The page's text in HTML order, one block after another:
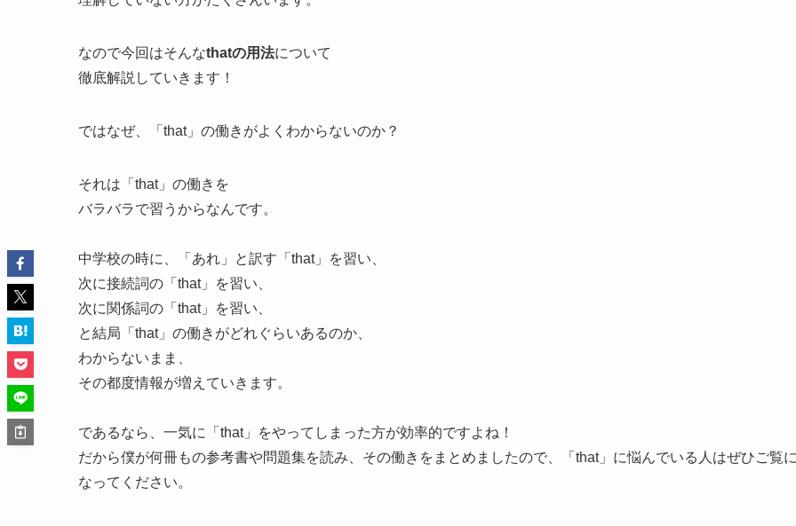
なので今回はそんなthatの用法について
徹底解説していきます！
ではなぜ、「that」の働きがよくわからないのか？
それは「that」の働きを
バラバラで習うからなんです。
中学校の時に、「あれ」と訳す「that」を習い、
次に接続詞の「that」を習い、
次に関係詞の「that」を習い、
と結局「that」の働きがどれぐらいあるのか、
わからないまま、
その都度情報が増えていきます。
であるなら、 一気に「that」をやってしまった方が効率的ですよね！
だから僕が何冊もの参考書や問題集を読み、その働きをまとめましたので、「that」に悩んでいる人はぜひご覧
なってください。